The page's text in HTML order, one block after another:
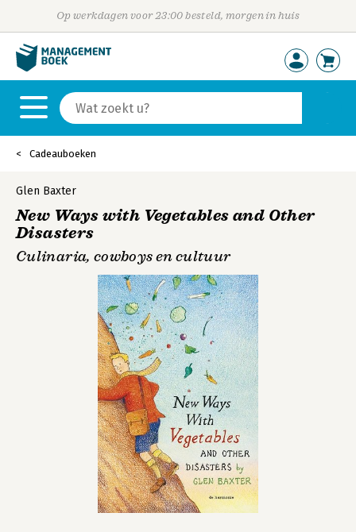
Op werkdagen voor 23:00 besteld, morgen in huis
Cadeauboeken
Glen Baxter
New Ways with Vegetables and Other
Disasters
Culinaria, cowboys en cultuur